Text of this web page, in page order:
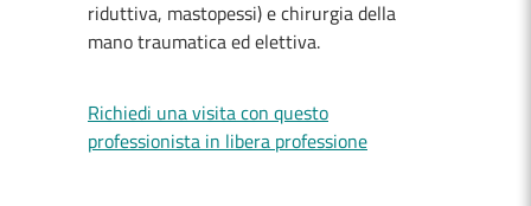
riduttiva, mastopessi) e chirurgia della
mano traumatica ed elettiva.
Richiedi una visita con questo
professionista in libera professione